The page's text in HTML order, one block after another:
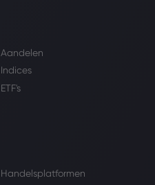
Aandelen
Indices
ETF's
Handelsplatformen